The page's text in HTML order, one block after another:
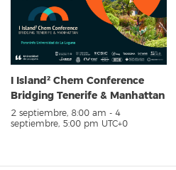
I Island² Chem Conference
Bridging Tenerife & Manhattan
2 septiembre, 8:00 am - 4
septiembre, 5:00 pm UTC+0